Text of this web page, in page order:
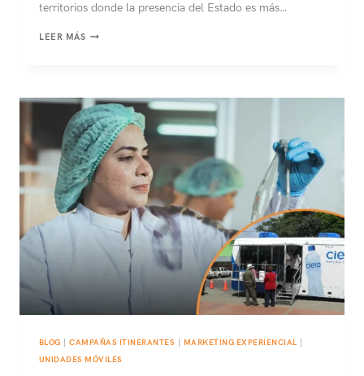
territorios donde la presencia del Estado es más…
LEER MÁSJUSTICIA
BORDO
DE
UNIDADES
MÓVILES
BLOG |CAMPAÑAS ITINERANTES MARKETING EXPERIENCIAL
UNIDADES MÓVILES